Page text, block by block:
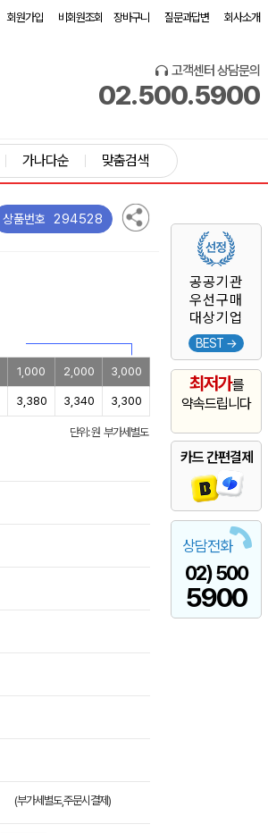
회원가입 비회원조회 장바구니 질문과답변 회사소개
고객센터 상담문의
02.500.5900
공공기관
우선구매
대상기업
BEST →
최저가를
약속드립니다
카드 간편결제
상담전화
02) 500
5900
가나다순 맞춤검색
상품번호 294528
1,000 2,000 3,000
3,380 3,340 3,300
단위: 원 부가세별도
(부가세별도,주문시결제)